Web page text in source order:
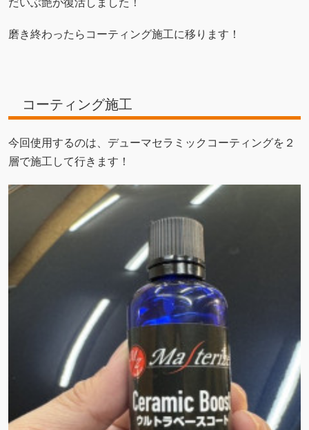
だいぶ艶が復活しました！
磨き終わったらコーティング施工に移ります！
コーティング施工
今回使用するのは、デューマセラミックコーティングを２
層で施工して行きます！